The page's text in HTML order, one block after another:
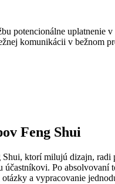
potencionálne
komunikácii v bežnom
Feng Shui
ktorí milujú dizajn,
Po
a vypracovanie